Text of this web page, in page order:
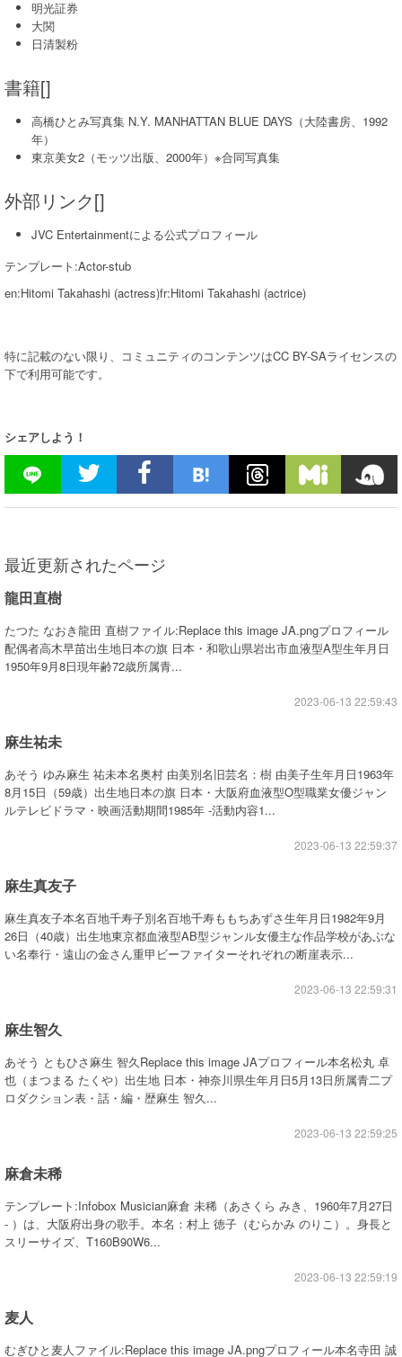
明光証券
大関
日清製粉
書籍[]
高橋ひとみ写真集 N.Y. MANHATTAN BLUE DAYS（大陸書房、1992
年）
東京美女2（モッツ出版、2000年）※合同写真集
外部リンク[]
JVC Entertainmentによる公式プロフィール
テンプレート:Actor-stub
en:Hitomi Takahashi (actress)fr:Hitomi Takahashi (actrice)
特に記載のない限り、コミュニティのコンテンツはCC BY-SAライセンスの
下で利用可能です。
シェアしよう！
最近更新されたページ
龍田直樹
たつた なおき龍田 直樹ファイル:Replace this image JA.pngプロフィール
配偶者高木早苗出生地日本の旗 日本・和歌山県岩出市血液型A型生年月日
1950年9月8日現年齢72歳所属青...
2023-06-13 22:59:43
麻生祐未
あそう ゆみ麻生 祐未本名奥村 由美別名旧芸名：樹 由美子生年月日1963年
8月15日（59歳）出生地日本の旗 日本・大阪府血液型O型職業女優ジャン
ルテレビドラマ・映画活動期間1985年 -活動内容1...
2023-06-13 22:59:37
麻生真友子
麻生真友子本名百地千寿子別名百地千寿ももちあずさ生年月日1982年9月
26日（40歳）出生地東京都血液型AB型ジャンル女優主な作品学校があぶな
い名奉行・遠山の金さん重甲ビーファイターそれぞれの断崖表示...
2023-06-13 22:59:31
麻生智久
あそう ともひさ麻生 智久Replace this image JAプロフィール本名松丸 卓
也（まつまる たくや）出生地 日本・神奈川県生年月日5月13日所属青二プ
ロダクション表・話・編・歴麻生 智久...
2023-06-13 22:59:25
麻倉未稀
テンプレート:Infobox Musician麻倉 未稀（あさくら みき、1960年7月27日
- ）は、大阪府出身の歌手。本名：村上 徳子（むらかみ のりこ）。身長と
スリーサイズ、T160B90W6...
2023-06-13 22:59:19
麦人
むぎひと麦人ファイル:Replace this image JA.pngプロフィール本名寺田 誠